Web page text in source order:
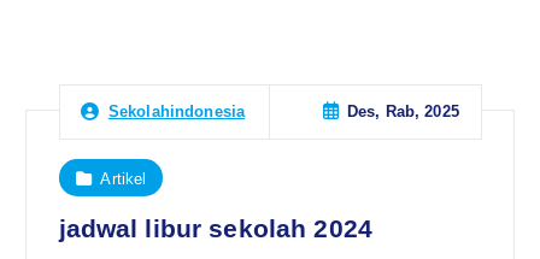
Sekolahindonesia Des, Rab, 2025
Artikel
jadwal libur sekolah 2024